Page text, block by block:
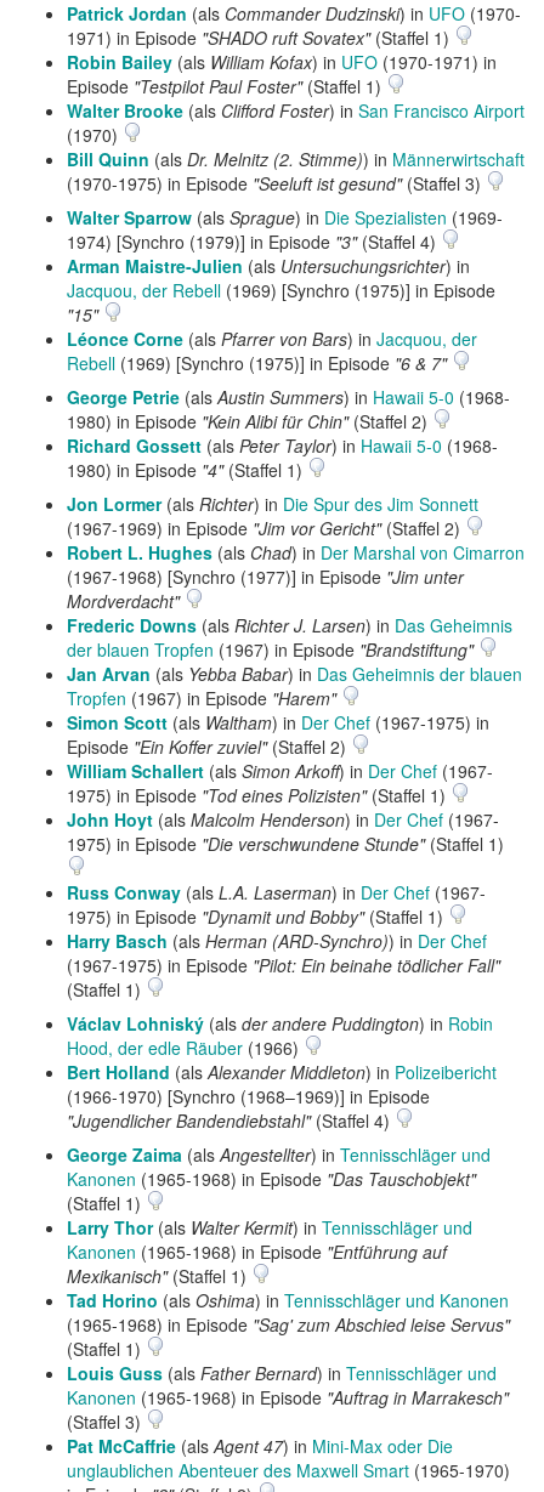
Patrick Jordan (als Commander Dudzinski) in UFO (1970-
1971) in Episode "SHADO ruft Sovatex"(Staffel 1)
Robin Bailey (als William Kofax) in UFO (1970-1971) in
Episode "Testpilot Paul Foster"(Staffel 1)
Walter Brooke (als Clifford Foster) in San Francisco Airport
(1970)
Bill Quinn (als Dr. Melnitz (2. Stimme)) in Männerwirtschaft
(1970-1975) in Episode "Seeluft ist gesund"(Staffel 3)
Walter Sparrow (als Sprague) in Die Spezialisten (1969-
1974) [Synchro (1979)] in Episode "3"(Staffel 4)
Arman Maistre-Julien (als Untersuchungsrichter) in
Jacquou, der Rebell (1969) [Synchro (1975)] in Episode
"15"
Léonce Corne (als Pfarrer von Bars) in Jacquou, der
Rebell (1969) [Synchro (1975)] in Episode "6 & 7"
George Petrie (alsAustin Summers) in Hawaii 5-0 (1968-
1980) in Episode "Kein Alibi für Chin"(Staffel 2)
Richard Gossett (als Peter Taylor) in Hawaii 5-0 (1968-
1980) in Episode "4"(Staffel 1)
Jon Lormer(als Richter) in Die Spur des Jim Sonnett
(1967-1969) in Episode "Jim vor Gericht"(Staffel 2)
Robert L. Hughes (als Chad) in Der Marshal von Cimarron
(1967-1968) [Synchro (1977)] in Episode "Jim unter
Mordverdacht"
Frederic Downs (als Richter J. Larsen) in Das Geheimnis
der blauen Tropfen (1967) in Episode "Brandstiftung"
Jan Arvan (als Yebba Babar) in Das Geheimnis der blauen
Tropfen (1967) in Episode "Harem"
Simon Scott (als Waltham) in Der Chef (1967-1975) in
Episode "Ein Koffer zuviel"(Staffel 2)
William Schallert (als Simon Arkoff) in Der Chef (1967-
1975) in Episode "Tod eines Polizisten"(Staffel 1)
John Hoyt (als Malcolm Henderson) in Der Chef (1967-
1975) in Episode "Die verschwundene Stunde"(Staffel 1)
Russ Conway (als L.A. Laserman) in Der Chef (1967-
1975) in Episode "Dynamit und Bobby"(Staffel 1)
Harry Basch (als Herman (ARD-Synchro)) in Der Chef
(1967-1975) in Episode "Pilot: Ein beinahe tödlicher Fall"
(Staffel 1)
Václav Lohniský (als der andere Puddington) in Robin
Hood, der edle Räuber (1966)
Bert Holland (alsAlexander Middleton) in Polizeibericht
(1966-1970) [Synchro (1968–1969)] in Episode
"Jugendlicher Bandendiebstahl"(Staffel 4)
George Zaima (alsAngestellter) in Tennisschläger und
Kanonen (1965-1968) in Episode "Das Tauschobjekt"
(Staffel 1)
Larry Thor(als Walter Kermit) in Tennisschläger und
Kanonen (1965-1968) in Episode "Entführung auf
Mexikanisch"(Staffel 1)
Tad Horino (als Oshima) in Tennisschläger und Kanonen
(1965-1968) in Episode "Sag' zum Abschied leise Servus"
(Staffel 1)
Louis Guss (als Father Bernard) in Tennisschläger und
Kanonen (1965-1968) in Episode "Auftrag in Marrakesch"
(Staffel 3)
Pat McCaffrie (alsAgent 47) in Mini-Max oder Die
unglaublichen Abenteuer des Maxwell Smart (1965-1970)